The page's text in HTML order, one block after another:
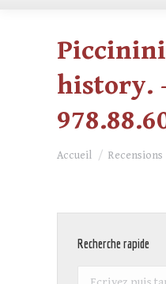
Piccinini
history.
Vous êtes ici :
Accueil Recensions
Recherche rapide
Recherche